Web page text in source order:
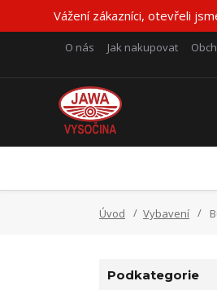
Vážení zákazníci, otevřeli
O nás Jak nakupovat
Úvod Vybavení
Podkategorie